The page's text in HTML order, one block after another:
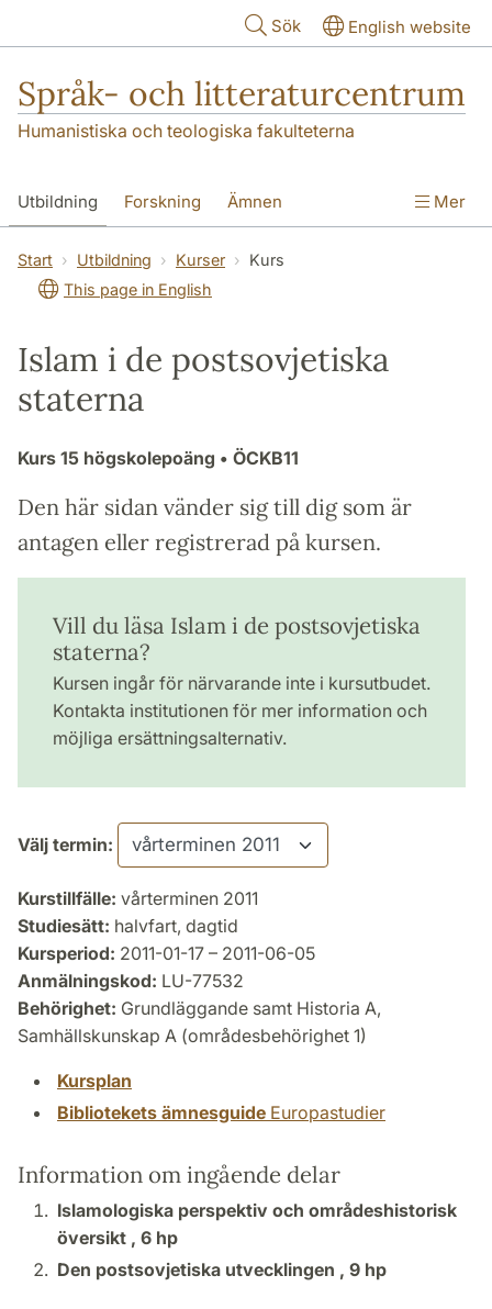
Sök English website
Språk- och litteraturcentrum
Humanistiska och teologiska fakulteterna
Utbildning Forskning Ämnen
SOL-husen Kontakt Institutionen
översättning till svenska
Mer
Start Utbildning Kurser
Kurs
This page in English
Islam i de postsovjetiska
staterna
Kurs 15 högskolepoäng • ÖCKB11
Den här sidan vänder sig till dig som är
antagen eller registrerad på kursen.
Vill du läsa Islam i de postsovjetiska
staterna?
Kursen ingår för närvarande inte i kursutbudet.
Kontakta institutionen för mer information och
möjliga ersättningsalternativ.
Välj termin:
Kurstillfälle: vårterminen 2011
Studiesätt: halvfart, dagtid
Kursperiod: 2011-01-17 – 2011-06-05
Anmälningskod: LU-77532
Behörighet: Grundläggande samt Historia A,
Samhällskunskap A (områdesbehörighet 1)
Kursplan
Bibliotekets ämnesguide Europastudier
Information om ingående delar
Islamologiska perspektiv och områdeshistorisk
översikt , 6 hp
Den postsovjetiska utvecklingen , 9 hp